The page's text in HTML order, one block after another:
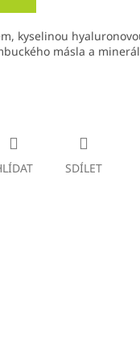
kyselinou
másla a
SDÍLET